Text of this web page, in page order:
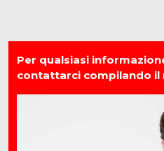
Per qualsiasi
contattarci compilando il